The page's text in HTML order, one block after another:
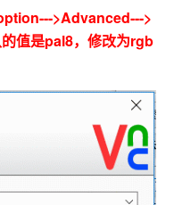
>Advanced--->
值是pal8，修改为rgb